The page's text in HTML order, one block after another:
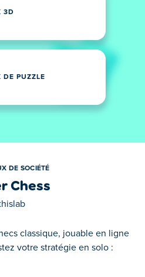
3D
DE PUZZLE
DE SOCIÉTÉ
Chess
classique, jouable en ligne
votre stratégie en solo :